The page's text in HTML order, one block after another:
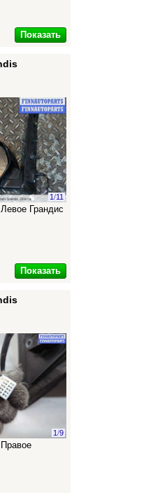
Показать
1/11
Грандис
Показать
1/9